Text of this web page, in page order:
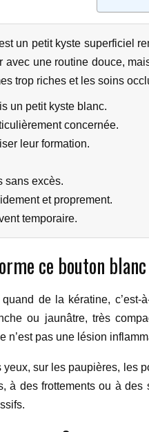
un petit kyste superficiel
avec une routine douce,
trop riches et les soins
un petit kyste blanc.
concernée.
leur formation.
sans excès.
et proprement.
temporaire.
ce bouton
de la kératine,
ou jaunâtre, très
n’est pas une lésion
sur les paupières, les
à des frottements ou à